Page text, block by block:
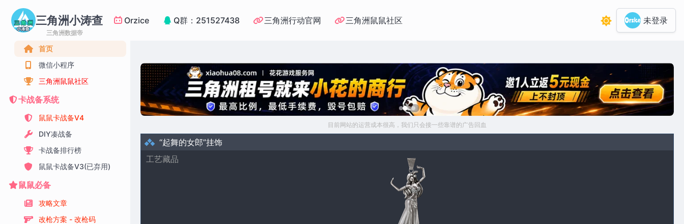
三角洲小涛查
三角洲数据帝
Orzice Q群：251527438 三角洲行动官网 三角洲鼠鼠社区 未登录
首页
微信小程序
三角洲鼠鼠社区
卡战备系统
鼠鼠卡战备V4
DIY凑战备
卡战备排行榜
鼠鼠卡战备V3(已弃用)
鼠鼠必备
攻略文章
改枪方案 - 改枪码
目前网站的运营成本很高，我们只会接一些靠谱的广告回血
“起舞的女郎”挂饰
工艺藏品